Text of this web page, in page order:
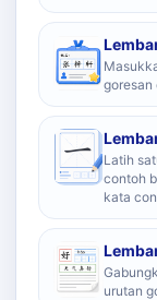
goresan
Latih
contoh
kata
urutan